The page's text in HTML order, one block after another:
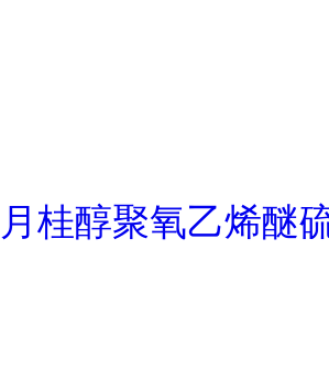
月桂醇聚氧乙烯醚